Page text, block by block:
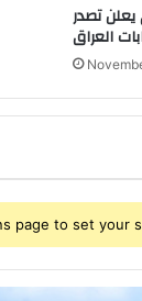
تصدر
العراق
page to set your